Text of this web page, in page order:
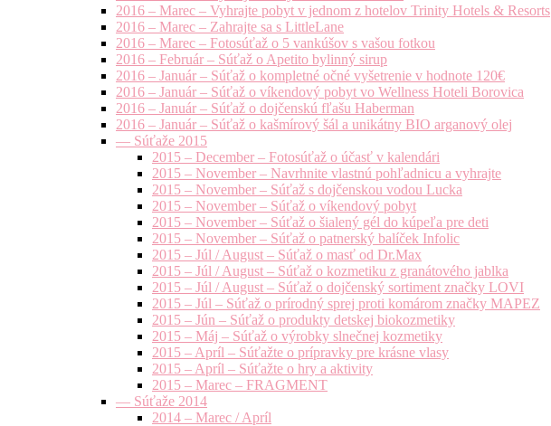
2016 – Marec – Vyhrajte pobyt v jednom z hotelov Trinity Hotels & Resorts
2016 – Marec – Zahrajte sa s LittleLane
2016 – Marec – Fotosúťaž o 5 vankúšov s vašou fotkou
2016 – Február – Súťaž o Apetito bylinný sirup
2016 – Január – Súťaž o kompletné očné vyšetrenie v hodnote 120€
2016 – Január – Súťaž o víkendový pobyt vo Wellness Hoteli Borovica
2016 – Január – Súťaž o dojčenskú fľašu Haberman
2016 – Január – Súťaž o kašmírový šál a unikátny BIO arganový olej
— Súťaže 2015
2015 – December – Fotosúťaž o účasť v kalendári
2015 – November – Navrhnite vlastnú pohľadnicu a vyhrajte
2015 – November – Súťaž s dojčenskou vodou Lucka
2015 – November – Súťaž o víkendový pobyt
2015 – November – Súťaž o šialený gél do kúpeľa pre deti
2015 – November – Súťaž o patnerský balíček Infolic
2015 – Júl / August – Súťaž o masť od Dr.Max
2015 – Júl / August – Súťaž o kozmetiku z granátového jablka
2015 – Júl / August – Súťaž o dojčenský sortiment značky LOVI
2015 – Júl – Súťaž o prírodný sprej proti komárom značky MAPEZ
2015 – Jún – Súťaž o produkty detskej biokozmetiky
2015 – Máj – Súťaž o výrobky slnečnej kozmetiky
2015 – Apríl – Súťažte o prípravky pre krásne vlasy
2015 – Apríl – Súťažte o hry a aktivity
2015 – Marec – FRAGMENT
— Súťaže 2014
2014 – Marec / Apríl